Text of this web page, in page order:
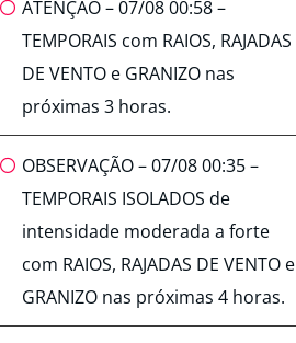
ATENÇÃO – 07/08 00:58 –
TEMPORAIS com RAIOS, RAJADAS
DE VENTO e GRANIZO nas
próximas 3 horas.
OBSERVAÇÃO – 07/08 00:35 –
TEMPORAIS ISOLADOS de
intensidade moderada a forte
com RAIOS, RAJADAS DE VENTO e
GRANIZO nas próximas 4 horas.